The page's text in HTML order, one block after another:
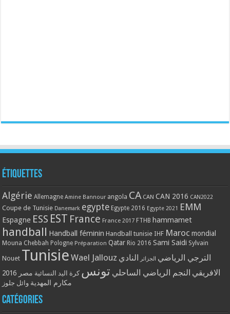
Étiquettes
Algérie Allemagne Amine Bannour angola CA CAN CAN 2016 CAN2022
Coupe de Tunisie Danemark egypte Egypte 2016 Egypte 2021 EMM
Espagne ESS EST France France 2017 FTHB hammamet
handball Handball féminin Handball tunisie IHF Maroc mondial
Mouna Chebbah Pologne Préparation Qatar Rio 2016 Sami Saidi Sylvain
Nouet Tunisie Wael Jallouz الترجي الرياضي الجزائر النادي
الافريقي النجم الرياضي الساحلي تونس كرة اليد النسائية مصر 2016
مكارم المهدية وائل جلوز
Catégories